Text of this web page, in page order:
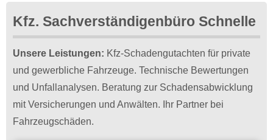
Kfz. Sachverständigenbüro Schnelle
Unsere Leistungen: Kfz-Schadengutachten für private
und gewerbliche Fahrzeuge. Technische Bewertungen
und Unfallanalysen. Beratung zur Schadensabwicklung
mit Versicherungen und Anwälten. Ihr Partner bei
Fahrzeugschäden.